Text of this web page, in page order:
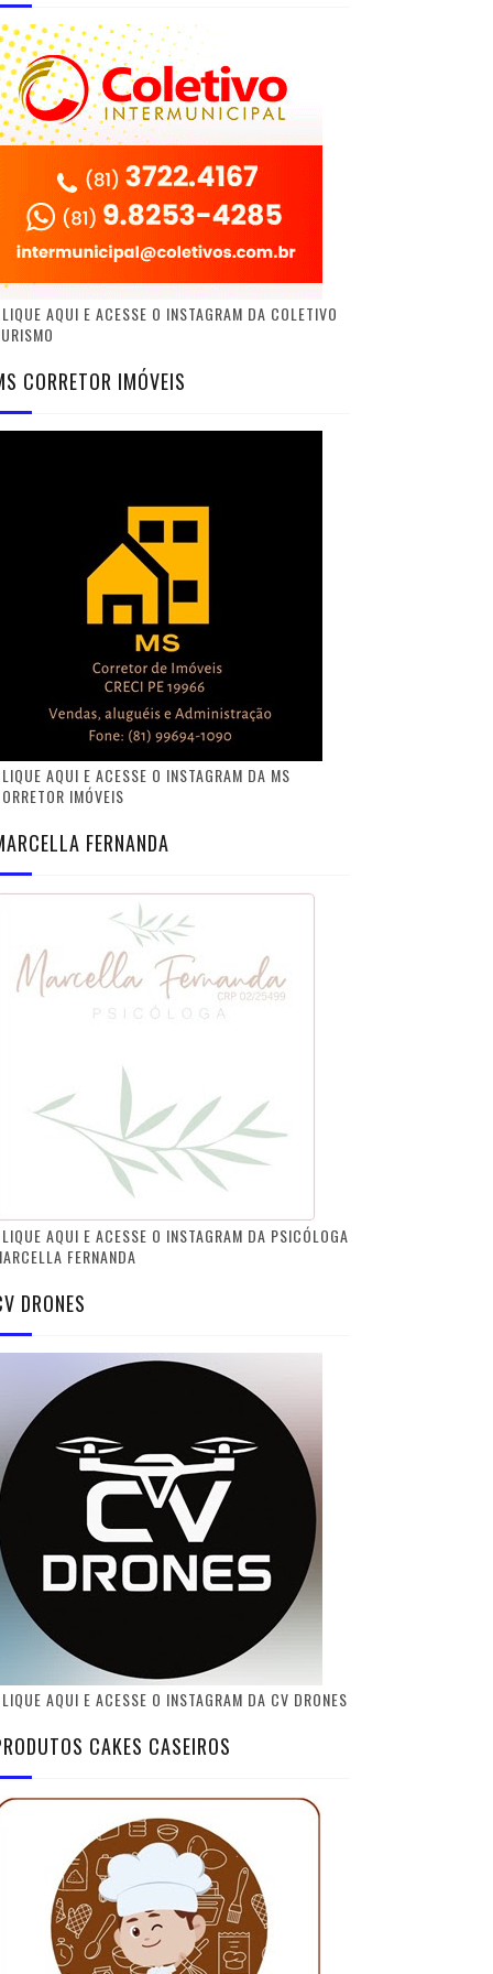
AQUI E ACESSE O INSTAGRAM DA COLETIVO
CORRETOR IMÓVEIS
AQUI E ACESSE O INSTAGRAM DA MS
IMÓVEIS
FERNANDA
AQUI E ACESSE O INSTAGRAM DA PSICÓLOGA
FERNANDA
DRONES
AQUI E ACESSE O INSTAGRAM DA CV DRONES
CAKES CASEIROS